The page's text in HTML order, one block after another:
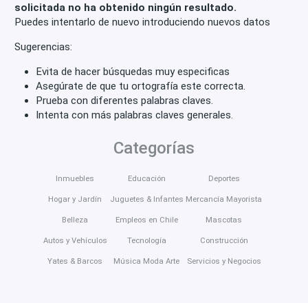
solicitada no ha obtenido ningún resultado.
Puedes intentarlo de nuevo introduciendo nuevos datos
Sugerencias:
Evita de hacer búsquedas muy especificas
Asegúrate de que tu ortografía este correcta.
Prueba con diferentes palabras claves.
Intenta con más palabras claves generales.
Categorías
Inmuebles
Hogar y Jardín
Belleza
Autos y Vehículos
Yates & Barcos
Educación
Juguetes & Infantes
Empleos en Chile
Tecnología
Música Moda Arte
Deportes
Mercancía Mayorista
Mascotas
Construcción
Servicios y Negocios